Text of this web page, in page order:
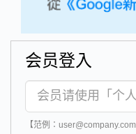
会员登入
【范例：user@company.com